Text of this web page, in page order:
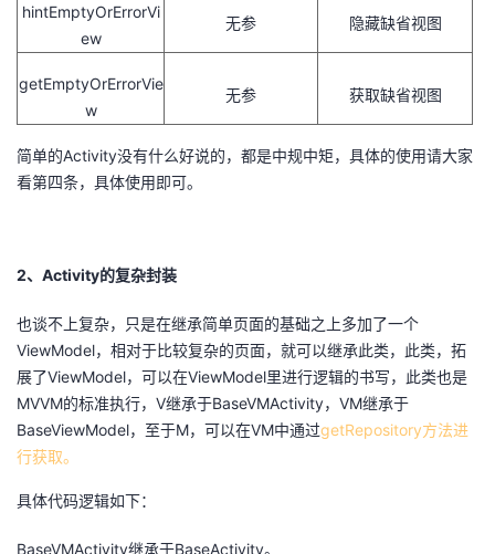
hintEmptyOrErrorVi
ew
无参 隐藏缺省视图
getEmptyOrErrorVie
w
无参 获取缺省视图
简单的Activity没有什么好说的，都是中规中矩，具体的使用请大家
看第四条，具体使用即可。
2、Activity的复杂封装
也谈不上复杂，只是在继承简单页面的基础之上多加了一个
ViewModel，相对于比较复杂的页面，就可以继承此类，此类，拓
展了ViewModel，可以在ViewModel里进行逻辑的书写，此类也是
MVVM的标准执行，V继承于BaseVMActivity，VM继承于
BaseViewModel，至于M，可以在VM中通过getRepository方法进
行获取。
具体代码逻辑如下：
BaseVMActivity继承于BaseActivity。